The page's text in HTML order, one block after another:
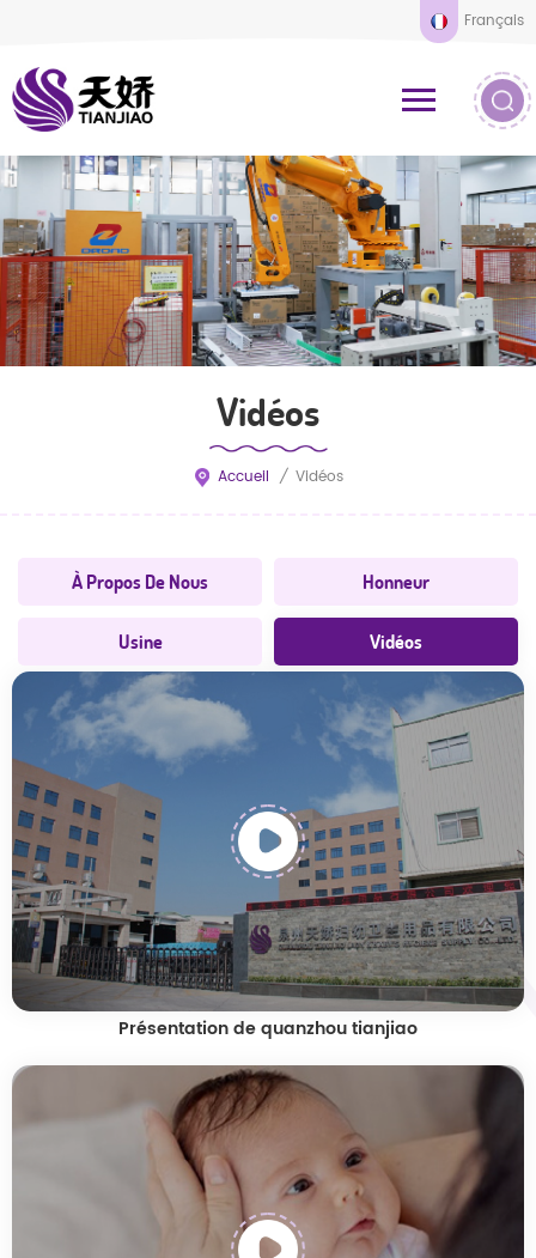
Français
Vidéos
Accueil / Vidéos
À Propos De Nous Honneur
Usine Vidéos
Présentation de quanzhou tianjiao